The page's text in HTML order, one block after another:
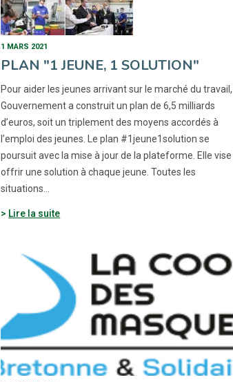
1 MARS 2021
PLAN "1 JEUNE, 1 SOLUTION"
Pour aider les jeunes arrivant sur le marché du travail,
Gouvernement a construit un plan de 6,5 milliards
d’euros, soit un triplement des moyens accordés à
l’emploi des jeunes. Le plan #1jeune1solution se
poursuit avec la mise à jour de la plateforme. Elle vise
offrir une solution à chaque jeune. Toutes les
situations…
Lire la suite